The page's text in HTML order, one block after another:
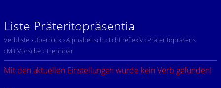
Liste Präteritopräsentia
Verbliste › Überblick › Alphabetisch › Echt reflexiv › Präteritopräsens
› Mit Vorsilbe › Trennbar
Mit den aktuellen Einstellungen wurde kein Verb gefunden!